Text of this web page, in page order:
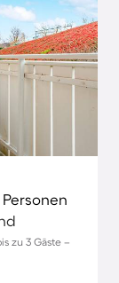
zu 3 Gäste –